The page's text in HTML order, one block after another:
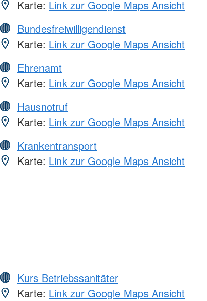
Karte: Link zur Google Maps Ansicht
Bundesfreiwilligendienst
Karte: Link zur Google Maps Ansicht
Ehrenamt
Karte: Link zur Google Maps Ansicht
Hausnotruf
Karte: Link zur Google Maps Ansicht
Krankentransport
Karte: Link zur Google Maps Ansicht
Kurs Betriebssanitäter
Karte: Link zur Google Maps Ansicht